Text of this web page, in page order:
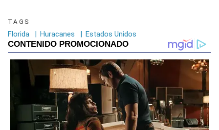
TAGS
Florida | Huracanes | Estados Unidos